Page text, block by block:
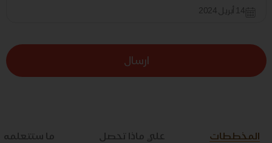
14 أبريل 2024
ارسال
المخططات علي ماذا تحصل ما ستتعلمه